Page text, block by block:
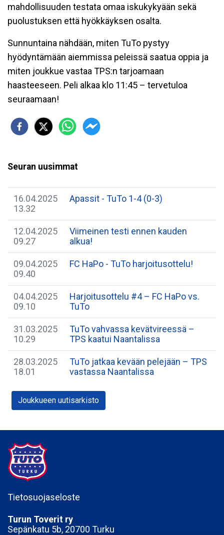
mahdollisuuden testata omaa iskukykyään sekä
puolustuksen että hyökkäyksen osalta.
Sunnuntaina nähdään, miten TuTo pystyy
hyödyntämään aiemmissa peleissä saatua oppia ja
miten joukkue vastaa TPS:n tarjoamaan
haasteeseen. Peli alkaa klo 11:45 – tervetuloa
seuraamaan!
Seuran uusimmat
16.04.2025
13.32
Apassit - TuTo 1-4 (0-3)
12.04.2025
09.27
Viimeinen testi ennen kauden
alkua!
09.04.2025
09.40
FC HaPo - TuTo harjoitusottelu!
04.04.2025
09.10
​Harjoitusottelu #4 – FC HaPo vs.
TuTo
31.03.2025
10.29
TuTo vahvassa kevätvireessä –
TPS kaatui Naantalissa
28.03.2025
18.01
TuTo jatkaa kevään pelejään – TPS
vastassa Naantalissa
Joukkueen uutisarkisto
Tietosuojaseloste
Turun Toverit ry
Sepänkatu 5b, 20700 Turku